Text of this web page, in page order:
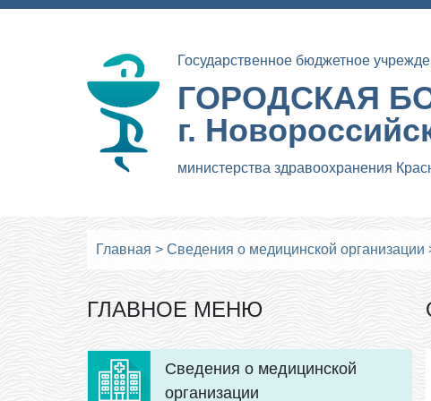
Государственное бюджетное
ГОРОДСКАЯ
г.
министерства здравоохранения
Главная > Сведения о медицинской организации
ГЛАВНОЕ МЕНЮ
Сведения о медицинской
организации